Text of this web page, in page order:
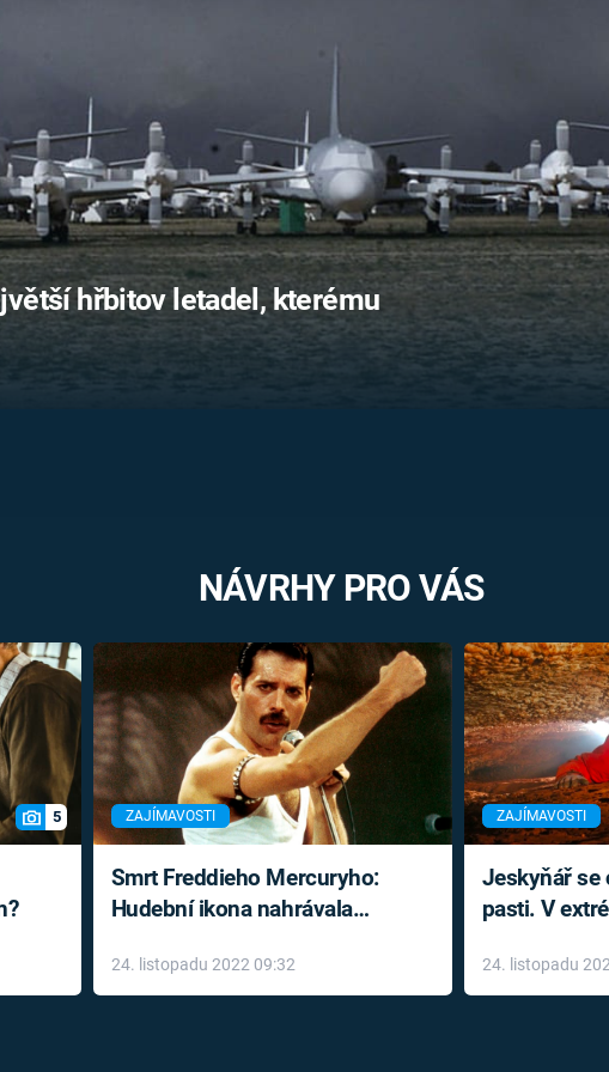
UTAJENÉ PŘÍBĚHY
ČESKÝCH DĚJIN
ALTERNATIVNÍ
HISTORIE
OPTICKÉ
KLAMY
hřbitov letadel, kterému
NÁVRHY PRO VÁS
5 ZAJÍMAVOSTI
Smrt Freddieho Mercuryho:
Hudební ikona nahrávala
léky
24. listopadu 2022 09:32
ZAJÍMAVOSTI
Jeskyňář se
pasti. V
24. listopadu